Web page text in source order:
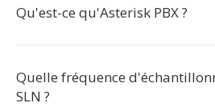
Qu'est-ce qu'Asterisk PBX ?
Quelle fréquence
SLN ?